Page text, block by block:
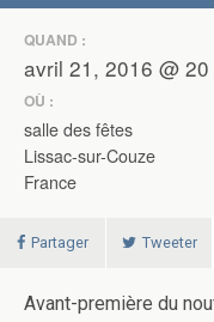
QUAND :
avril 21, 2016 @
OÙ :
salle des fêtes
Lissac-sur-Couze
France
Partager Tweeter
Avant-première du